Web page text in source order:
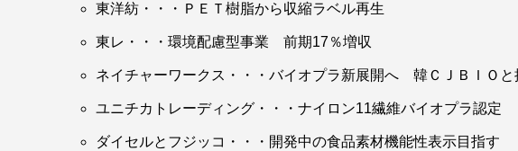
東洋紡・・・ＰＥＴ樹脂から収縮ラベル再生
東レ・・・環境配慮型事業 前期17％増収
ネイチャーワークス・・・バイオプラ新展開へ 韓ＣＪＢＩＯと
ユニチカトレーディング・・・ナイロン11繊維バイオプラ認定
ダイセルとフジッコ・・・開発中の食品素材機能性表示目指す